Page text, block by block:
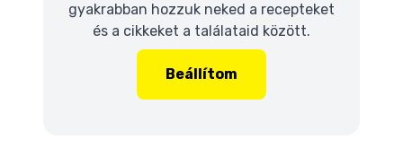
gyakrabban hozzuk neked a recepteket
és a cikkeket a találataid között.
Beállítom